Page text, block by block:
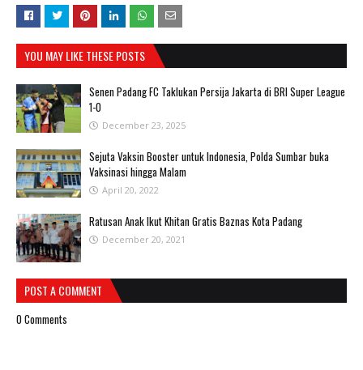
YOU MAY LIKE THESE POSTS
Senen Padang FC Taklukan Persija Jakarta di BRI Super League
1-0
December 23, 2025
Sejuta Vaksin Booster untuk Indonesia, Polda Sumbar buka
Vaksinasi hingga Malam
April 20, 2022
Ratusan Anak Ikut Khitan Gratis Baznas Kota Padang
December 20, 2021
POST A COMMENT
0 Comments